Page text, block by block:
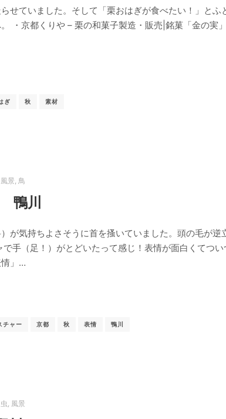
せていました。そして「栗おはぎが食べたい！」とふ
・京都くりや – 栗の和菓子製造・販売|銘菓「金の実
ぎ 秋 素材
風景, 鳥
鴨川
が気持ちよさそうに首を搔いていました。頭の毛が逆
手（足！）がとどいたって感じ！表情が面白くてつ
情」…
チャー 京都 秋 表情 鴨川
虫, 風景